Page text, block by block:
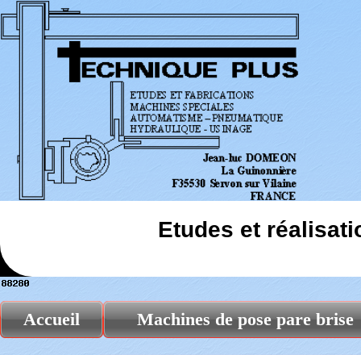
Machines de pose pare brise
Accueil
Etudes et